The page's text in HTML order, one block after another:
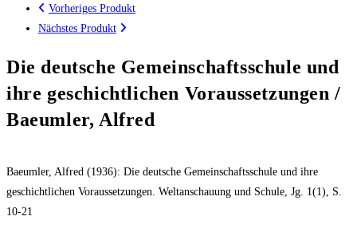
Vorheriges Produkt
Nächstes Produkt
Die deutsche Gemeinschaftsschule und
ihre geschichtlichen Voraussetzungen /
Baeumler, Alfred
Baeumler, Alfred (1936): Die deutsche Gemeinschaftsschule und ihre
geschichtlichen Voraussetzungen. Weltanschauung und Schule, Jg. 1(1), S.
10-21